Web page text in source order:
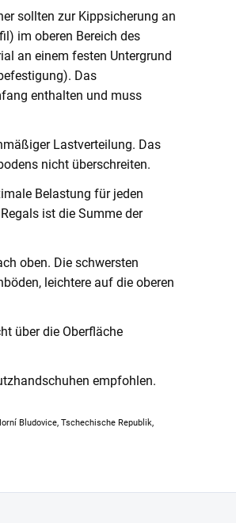
sollten zur Kippsicherung an
im oberen Bereich des
an einem festen Untergrund
Das
enthalten und muss
Lastverteilung. Das
nicht überschreiten.
Belastung für jeden
ist die Summe der
oben. Die schwersten
leichtere auf die oberen
über die Oberfläche
empfohlen.
Bludovice, Tschechische Republik,